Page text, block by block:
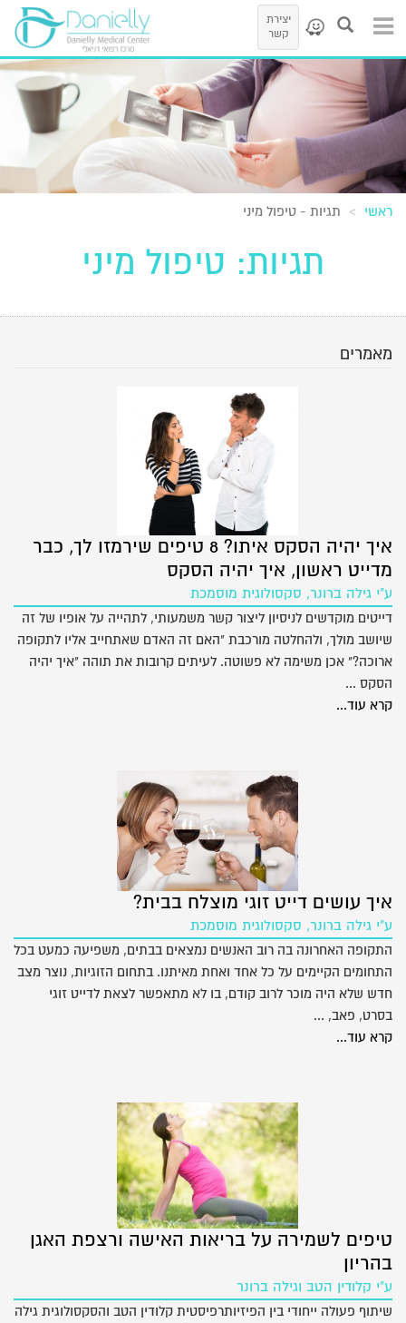
יצירת
קשר
ראשי תגיות - טיפול מיני
תגיות: טיפול מיני
מאמרים
איך יהיה הסקס איתו? 8 טיפים שירמזו לך, כבר
מדייט ראשון, איך יהיה הסקס
ע"י גילה ברונר, סקסולוגית מוסמכת
דייטים מוקדשים לניסיון ליצור קשר משמעותי, לתהייה על אופיו של זה
שיושב מולך, ולהחלטה מורכבת "האם זה האדם שאתחייב אליו לתקופה
ארוכה?" אכן משימה לא פשוטה. לעיתים קרובות את תוהה "איך יהיה
הסקס ...
קרא עוד...
איך עושים דייט זוגי מוצלח בבית?
ע"י גילה ברונר, סקסולוגית מוסמכת
התקופה האחרונה בה רוב האנשים נמצאים בבתים, משפיעה כמעט בכל
התחומים הקיימים על כל אחד ואחת מאיתנו. בתחום הזוגיות, נוצר מצב
חדש שלא היה מוכר לרוב קודם, בו לא מתאפשר לצאת לדייט זוגי
בסרט, פאב, ...
קרא עוד...
טיפים לשמירה על בריאות האישה ורצפת האגן
בהריון
ע"י קלודין הטב וגילה ברונר
שיתוף פעולה ייחודי בין הפיזיותרפיסטית קלודין הטב והסקסולוגית גילה